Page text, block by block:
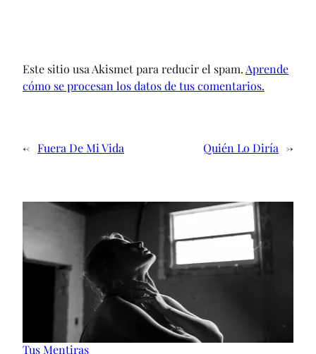
Este sitio usa Akismet para reducir el spam. Aprende
cómo se procesan los datos de tus comentarios.
← Fuera De Mi Vida Quién Lo Diría →
Tus Mentiras